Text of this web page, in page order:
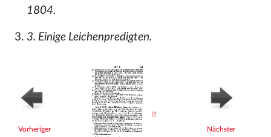
1804.
3. Einige Leichenpredigten.
Vorheriger
Nächster